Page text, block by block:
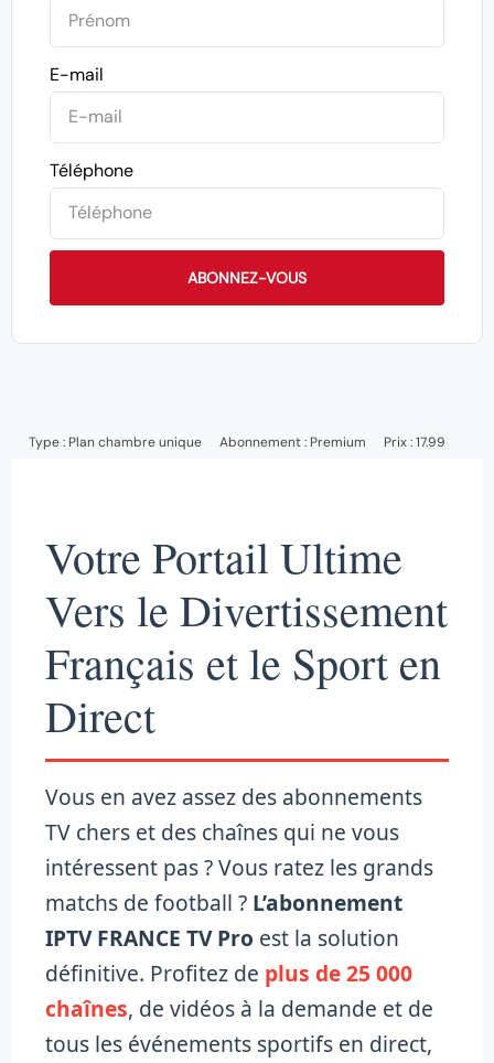
E-mail
Téléphone
ABONNEZ-VOUS
Type : Plan chambre unique Abonnement : Premium Prix : 17.99
Votre Portail Ultime
Vers le Divertissement
Français et le Sport en
Direct
Vous en avez assez des abonnements
TV chers et des chaînes qui ne vous
intéressent pas ? Vous ratez les grands
matchs de football ? L’abonnement
IPTV FRANCE TV Pro est la solution
définitive. Profitez de plus de 25 000
chaînes, de vidéos à la demande et de
tous les événements sportifs en direct,